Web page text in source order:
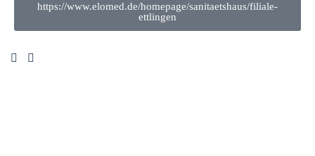
https://www.elomed.de/homepage/sanitaetshaus/filiale-
ettlingen